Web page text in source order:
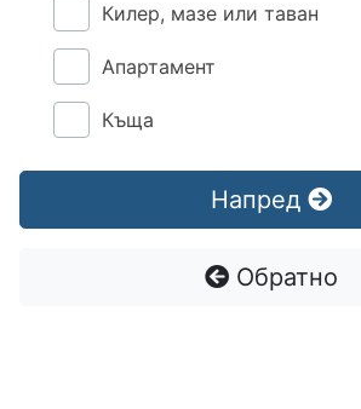
Килер, мазе или таван
Апартамент
Къща
Напред
Обратно